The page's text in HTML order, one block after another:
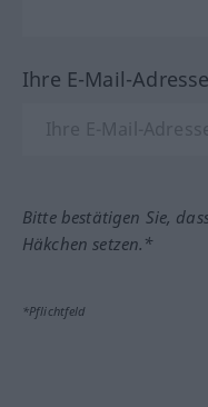
Ihre E-Mail-
Bitte bestätigen Sie,
Häkchen setzen.*
*Pflichtfeld